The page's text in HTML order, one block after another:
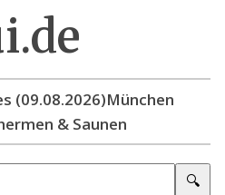
(09.08.2026)München
& Saunen
🔍